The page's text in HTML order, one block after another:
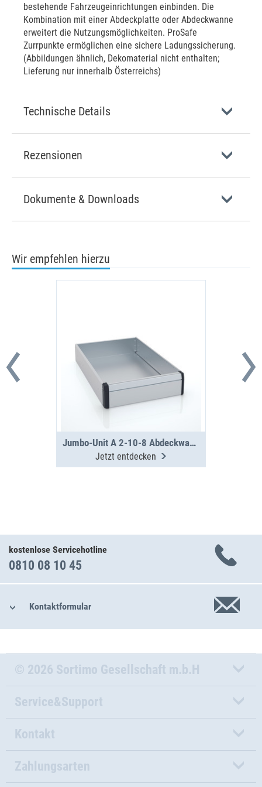
bestehende Fahrzeugeinrichtungen einbinden. Die
Kombination mit einer Abdeckplatte oder Abdeckwanne
erweitert die Nutzungsmöglichkeiten. ProSafe
Zurrpunkte ermöglichen eine sichere Ladungssicherung.
(Abbildungen ähnlich, Dekomaterial nicht enthalten;
Lieferung nur innerhalb Österreichs)
Technische Details
Rezensionen
Dokumente & Downloads
Wir empfehlen hierzu
Jumbo-Unit A 2-10-8 Abdeckwanne
Jetzt entdecken
kostenlose Servicehotline
0810 08 10 45
Kontaktformular
© 2026 Sortimo Gesellschaft m.b.H
Service&Support
Kontakt
Zahlungsarten